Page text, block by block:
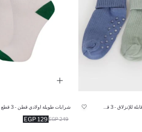
شرابات طويلة اولادي قطن - 3 قطع
129 EGP 249 EGP